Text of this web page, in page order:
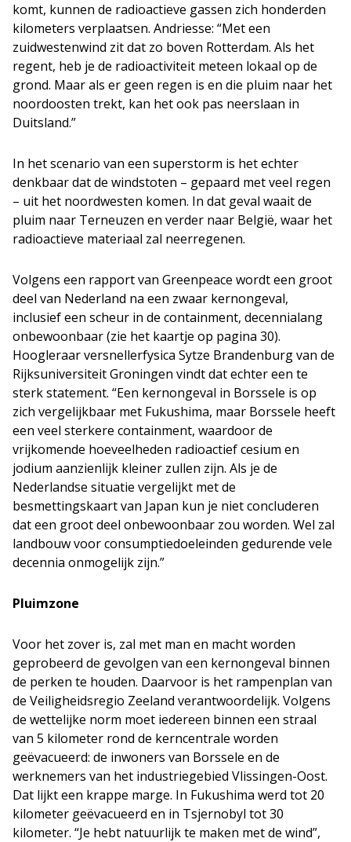
komt, kunnen de radioactieve gassen zich honderden
kilometers verplaatsen. Andriesse: “Met een
zuidwestenwind zit dat zo boven Rotterdam. Als het
regent, heb je de radioactiviteit meteen lokaal op de
grond. Maar als er geen regen is en die pluim naar het
noordoosten trekt, kan het ook pas neerslaan in
Duitsland.”
In het scenario van een superstorm is het echter
denkbaar dat de windstoten – gepaard met veel regen
– uit het noordwesten komen. In dat geval waait de
pluim naar Terneuzen en verder naar België, waar het
radioactieve materiaal zal neerregenen.
Volgens een rapport van Greenpeace wordt een groot
deel van Nederland na een zwaar kernongeval,
inclusief een scheur in de containment, decennialang
onbewoonbaar (zie het kaartje op pagina 30).
Hoogleraar versnellerfysica Sytze Brandenburg van de
Rijksuniversiteit Groningen vindt dat echter een te
sterk statement. “Een kernongeval in Borssele is op
zich vergelijkbaar met Fukushima, maar Borssele heeft
een veel sterkere containment, waardoor de
vrijkomende hoeveelheden radioactief cesium en
jodium aanzienlijk kleiner zullen zijn. Als je de
Nederlandse situatie vergelijkt met de
besmettingskaart van Japan kun je niet concluderen
dat een groot deel onbewoonbaar zou worden. Wel zal
landbouw voor consumptiedoeleinden gedurende vele
decennia onmogelijk zijn.”
Pluimzone
Voor het zover is, zal met man en macht worden
geprobeerd de gevolgen van een kernongeval binnen
de perken te houden. Daarvoor is het rampenplan van
de Veiligheidsregio Zeeland verantwoordelijk. Volgens
de wettelijke norm moet iedereen binnen een straal
van 5 kilometer rond de kerncentrale worden
geëvacueerd: de inwoners van Borssele en de
werknemers van het industriegebied Vlissingen-Oost.
Dat lijkt een krappe marge. In Fukushima werd tot 20
kilometer geëvacueerd en in Tsjernobyl tot 30
kilometer. “Je hebt natuurlijk te maken met de wind”,